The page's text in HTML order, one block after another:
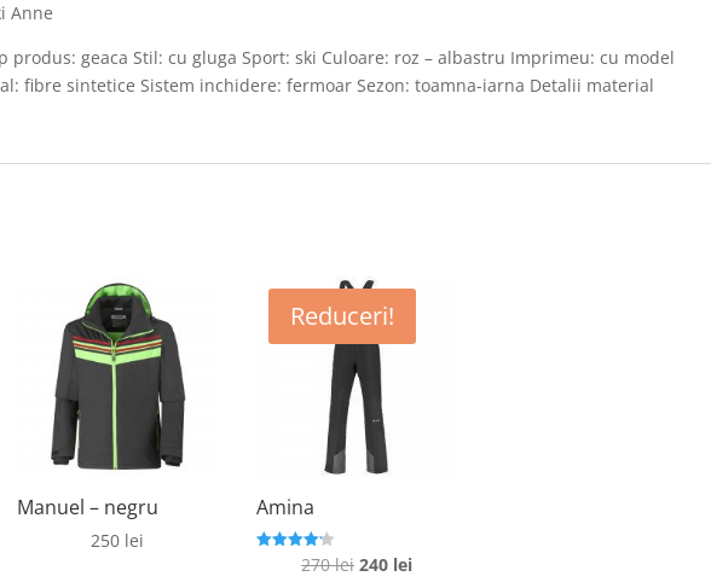
Anne
produs: geaca Stil: cu gluga Sport: ski Culoare: roz – albastru Imprimeu: cu model
fibre sintetice Sistem inchidere: fermoar Sezon: toamna-iarna Detalii material
Manuel – negru
250 lei
Reduceri!
Amina
Evaluat la270lei Prețul
240 leiPrețul